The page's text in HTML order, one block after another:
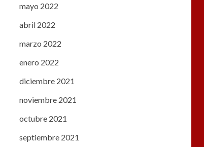
mayo 2022
abril 2022
marzo 2022
enero 2022
diciembre 2021
noviembre 2021
octubre 2021
septiembre 2021